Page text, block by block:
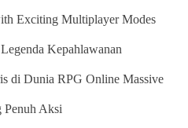
Exciting Multiplayer Modes
Kepahlawanan
di Dunia RPG Online Massive
Penuh Aksi